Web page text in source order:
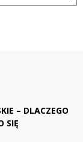
– DLACZEGO
SIĘ